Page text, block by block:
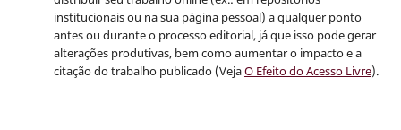
institucionais ou na sua página pessoal) a qualquer ponto
antes ou durante o processo editorial, já que isso pode gerar
alterações produtivas, bem como aumentar o impacto e a
citação do trabalho publicado (VejaO Efeito do Acesso Livre).